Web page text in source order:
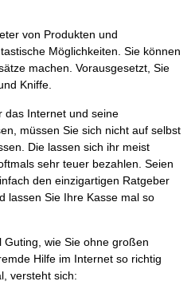
von Produkten und
Möglichkeiten. Sie können
machen. Vorausgesetzt, Sie
Kniffe.
das Internet und seine
müssen Sie sich nicht auf selbst
Die lassen sich ihr meist
sehr teuer bezahlen. Seien
den einzigartigen Ratgeber
lassen Sie Ihre Kasse mal so
Guting, wie Sie ohne großen
Hilfe im Internet so richtig
versteht sich: